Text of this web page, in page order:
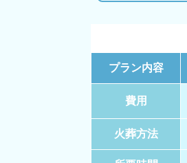
プラン内容
費用
火葬方法